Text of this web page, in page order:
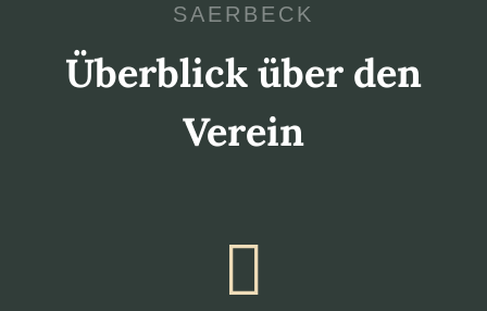
SAERBECK
Überblick über den
Verein
